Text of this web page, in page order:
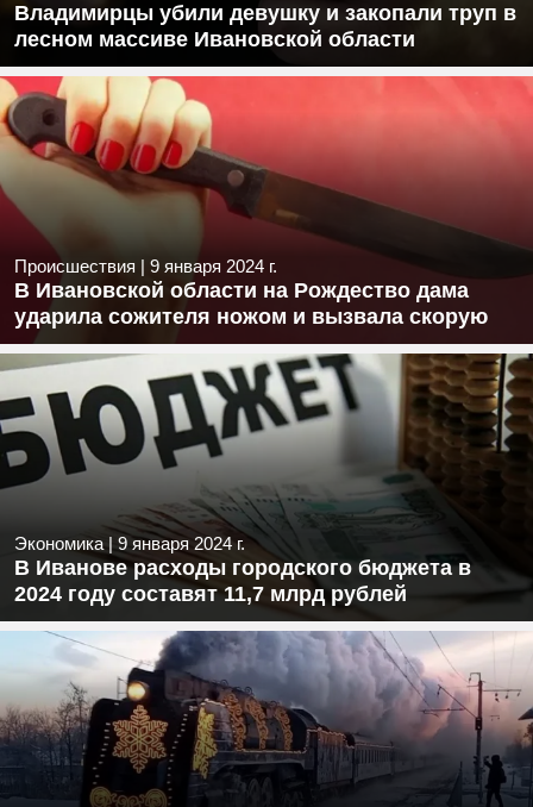
Владимирцы убили девушку и закопали труп в
лесном массиве Ивановской области
Происшествия | 9 января 2024 г.
В Ивановской области на Рождество дама
ударила сожителя ножом и вызвала скорую
Экономика| 9 января 2024 г.
В Иванове расходы городского бюджета в
2024 году составят 11,7 млрд рублей